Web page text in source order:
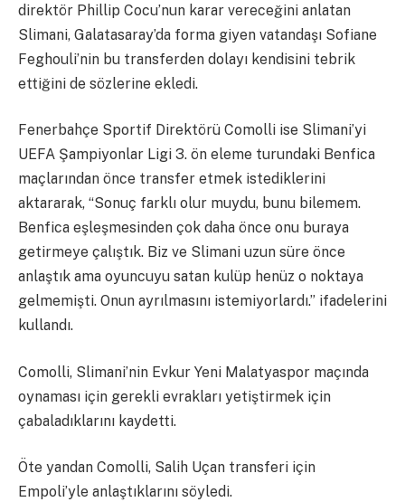
direktör Phillip Cocu’nun karar vereceğini anlatan
Slimani, Galatasaray’da forma giyen vatandaşı Sofiane
Feghouli’nin bu transferden dolayı kendisini tebrik
ettiğini de sözlerine ekledi.
Fenerbahçe Sportif Direktörü Comolli ise Slimani’yi
UEFA Şampiyonlar Ligi 3. ön eleme turundaki Benfica
maçlarından önce transfer etmek istediklerini
aktararak, “Sonuç farklı olur muydu, bunu bilemem.
Benfica eşleşmesinden çok daha önce onu buraya
getirmeye çalıştık. Biz ve Slimani uzun süre önce
anlaştık ama oyuncuyu satan kulüp henüz o noktaya
gelmemişti. Onun ayrılmasını istemiyorlardı.” ifadelerini
kullandı.
Comolli, Slimani’nin Evkur Yeni Malatyaspor maçında
oynaması için gerekli evrakları yetiştirmek için
çabaladıklarını kaydetti.
Öte yandan Comolli, Salih Uçan transferi için
Empoli’yle anlaştıklarını söyledi.